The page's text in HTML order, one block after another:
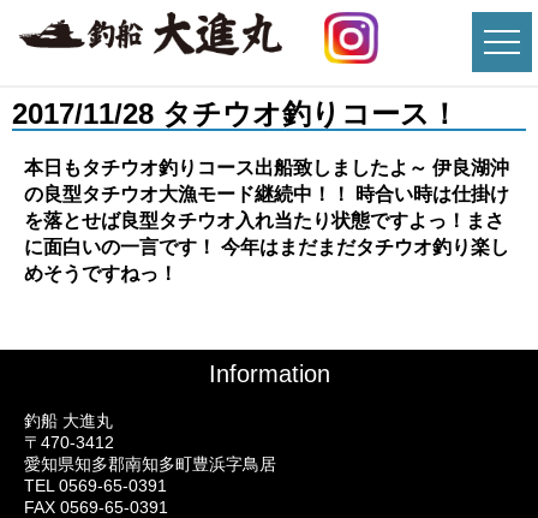
2017/11/28 タチウオ釣りコース！
本日もタチウオ釣りコース出船致しましたよ～ 伊良湖沖
の良型タチウオ大漁モード継続中！！ 時合い時は仕掛け
を落とせば良型タチウオ入れ当たり状態ですよっ！まさ
に面白いの一言です！ 今年はまだまだタチウオ釣り楽し
めそうですねっ！
Information
釣船 大進丸
〒470-3412
愛知県知多郡南知多町豊浜字鳥居
TEL 0569-65-0391
FAX 0569-65-0391